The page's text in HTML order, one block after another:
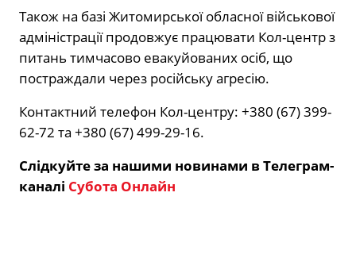
Також на базі Житомирської обласної військової
адміністрації продовжує працювати Кол-центр з
питань тимчасово евакуйованих осіб, що
постраждали через російську агресію.
Контактний телефон Кол-центру: +380 (67) 399-
62-72 та +380 (67) 499-29-16.
Слідкуйте за нашими новинами в Телеграм-
каналі Субота Онлайн